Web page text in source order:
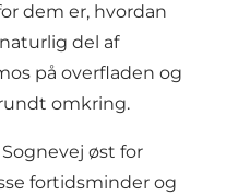
dem er, hvordan
del af
på overfladen og
omkring.
øst for
fortidsminder og